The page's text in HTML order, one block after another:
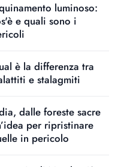
luminoso:
e quali sono i
è la differenza tra
e stalagmiti
dalle foreste sacre
per ripristinare
in pericolo